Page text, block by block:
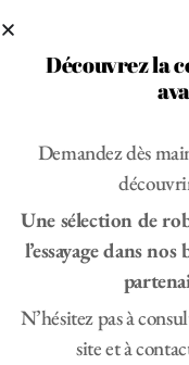
Alma
Catégorie :Bohème
Elle conviendra à
fluide et légère. Le
délicat à la taille,
manches sont en
Découvrez la
Demandez dès
Une sélection de
l’essayage dans
N’hésitez pas à
site et à